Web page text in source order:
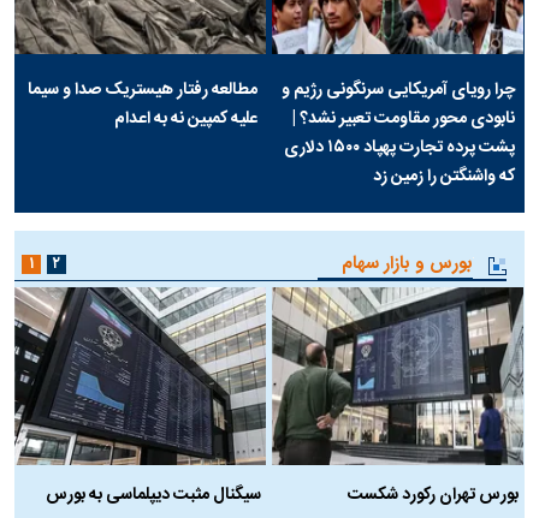
چرا رویای آمریکایی سرنگونی رژیم و
نابودی محور مقاومت تعبیر نشد؟ |
پشت پرده تجارت پهپاد‌ ۱۵۰۰ دلاری
که واشنگتن را زمین زد
مطالعه رفتار هیستریک صدا و سیما
علیه کمپین نه به اعدام
بورس و بازار سهام
بورس تهران رکورد شکست سیگنال مثبت دیپلماسی به بورس
۱ ۲